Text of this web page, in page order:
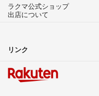
ラクマ公式ショップ
出店について
リンク